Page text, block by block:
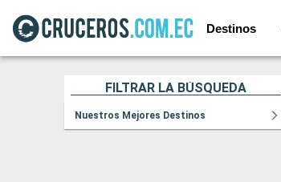
Destinos
FILTRAR LA BÚSQUEDA
Nuestros Mejores Destinos